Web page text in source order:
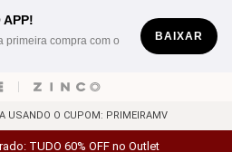
APP!
primeira compra com o
BAIXAR
USANDO O CUPOM: PRIMEIRAMV
TUDO 60% OFF no Outlet